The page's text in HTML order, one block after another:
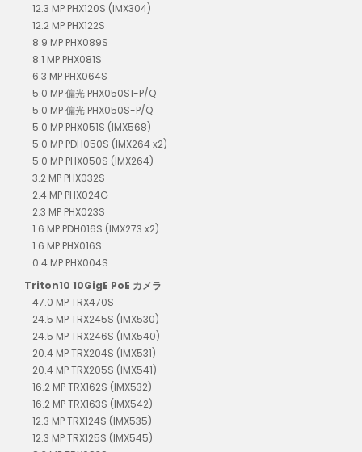
12.3 MP PHX120S (IMX304)
12.2 MP PHX122S
8.9 MP PHX089S
8.1 MP PHX081S
6.3 MP PHX064S
5.0 MP 偏光 PHX050S1-P/Q
5.0 MP 偏光 PHX050S-P/Q
5.0 MP PHX051S (IMX568)
5.0 MP PDH050S (IMX264 x2)
5.0 MP PHX050S (IMX264)
3.2 MP PHX032S
2.4 MP PHX024G
2.3 MP PHX023S
1.6 MP PDH016S (IMX273 x2)
1.6 MP PHX016S
0.4 MP PHX004S
Triton10 10GigE PoE カメラ
47.0 MP TRX470S
24.5 MP TRX245S (IMX530)
24.5 MP TRX246S (IMX540)
20.4 MP TRX204S (IMX531)
20.4 MP TRX205S (IMX541)
16.2 MP TRX162S (IMX532)
16.2 MP TRX163S (IMX542)
12.3 MP TRX124S (IMX535)
12.3 MP TRX125S (IMX545)